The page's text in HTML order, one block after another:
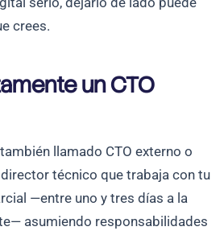
crees.
un CTO
llamado CTO externo o
técnico que trabaja con tu
—entre uno y tres días a la
asumiendo responsabilidades